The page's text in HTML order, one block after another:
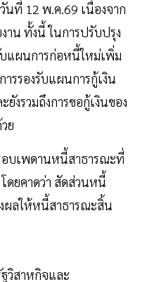
นที่ 12 พ.ค.69 เนื่องจาก
าน ทั้งนี้ ในการปรับปรุง
แผนการก่อหนี้ใหม่เพิ่ม
รรองรับแผนการกู้เงิน
งรวมถึงการขอกู้เงินของ
ย
อบเพดานหนี้สาธารณะที่
ดยคาดว่า สัดส่วนหนี้
ผลให้หนี้สาธารณะสิ้น
วิสาหกิจและ